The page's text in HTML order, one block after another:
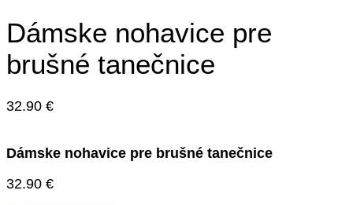
Dámske nohavice pre
brušné tanečnice
32.90 €
Dámske nohavice pre brušné tanečnice
32.90 €